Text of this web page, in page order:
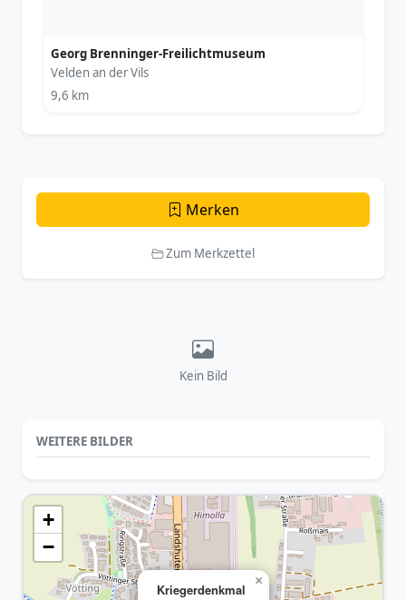
Georg Brenninger-Freilichtmuseum
Velden an der Vils
9,6 km
Merken
Zum Merkzettel
Kein Bild
WEITERE BILDER
Kriegerdenkmal
×
+
−